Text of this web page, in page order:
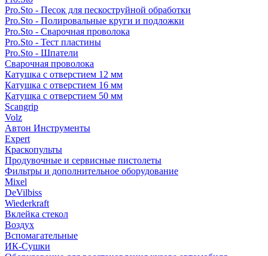
Pro.Sto - Песок для пескоструйной обработки
Pro.Sto - Полировальные круги и подложки
Pro.Sto - Сварочная проволока
Pro.Sto - Тест пластины
Pro.Sto - Шпатели
Сварочная проволока
Катушка с отверстием 12 мм
Катушка с отверстием 16 мм
Катушка с отверстием 50 мм
Scangrip
Volz
Автон Инструменты
Expert
Краскопульты
Продувочные и сервисные пистолеты
Фильтры и дополнительное оборудование
Mixel
DeVilbiss
Wiederkraft
Вклейка стекол
Воздух
Вспомагательные
ИК-Сушки